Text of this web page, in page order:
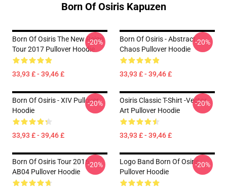
Born Of Osiris Kapuzen
Born Of Osiris The New Reign
Tour 2017 Pullover Hoodie
33,93 £ - 39,46 £
-20%
Born Of Osiris - Abstract
Chaos Pullover Hoodie
33,93 £ - 39,46 £
-20%
Born Of Osiris - XIV Pullover
Hoodie
33,93 £ - 39,46 £
-20%
Osiris Classic T-Shirt -Vector
Art Pullover Hoodie
33,93 £ - 39,46 £
-20%
Born Of Osiris Tour 2016
AB04 Pullover Hoodie
-20%
Logo Band Born Of Osiris
Pullover Hoodie
-20%